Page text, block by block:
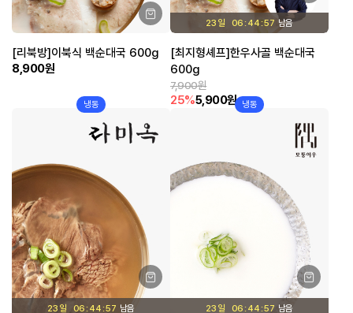
[리북방]이북식 백순대국 600g
8,900원
23 일 06 44 57
[최지형셰프]한우사골 백순대국
600g
7,900원
25%5,900원
냉동
23 일 06 44 57
냉동
23 일 06 44 57